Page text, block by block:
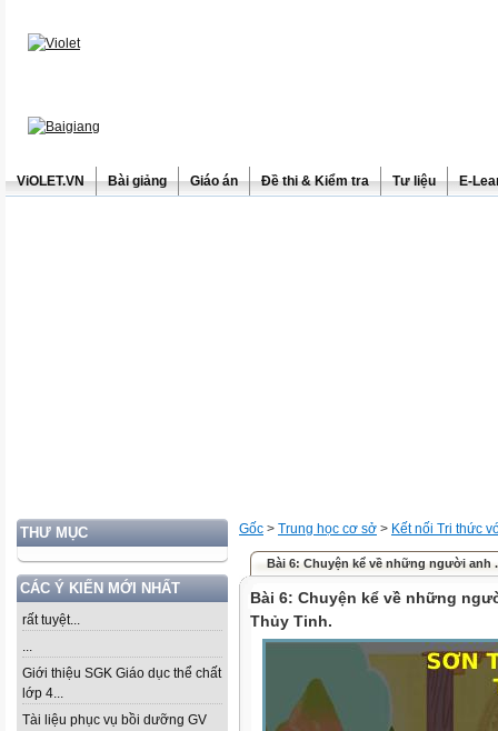
ViOLET.VN Bài giảng Giáo án Đề thi & Kiểm tra Tư liệu E-
THƯ MỤC
CÁC Ý KIẾN MỚI NHẤT
rất tuyệt...
...
Giới thiệu SGK Giáo dục thể chất
lớp 4...
Tài liệu phục vụ bồi dưỡng GV
Gốc > Trung học cơ sở > Kết nối Tri thức
Bài 6: Chuyện kể về những người anh
Bài 6: Chuyện kể về những
Thủy Tinh.